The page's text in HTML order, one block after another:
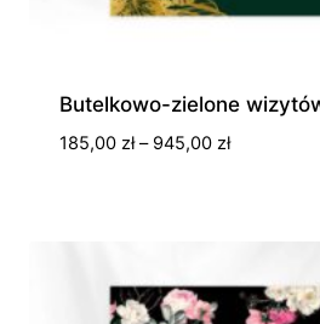
Butelkowo-zielone
185,00 zł – 945,00 złZakres
945,00 zł